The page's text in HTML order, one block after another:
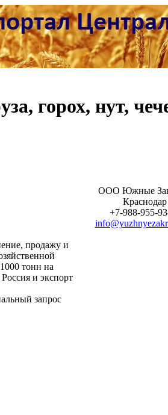
горох, нут,
ООО Южные
Краснодар
+7-988-955-
продажу и
тонн на
и экспорт
запрос